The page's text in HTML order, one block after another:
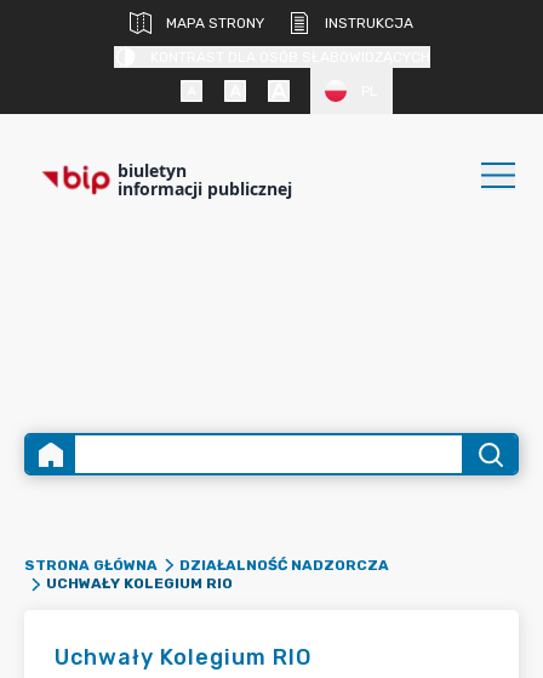
MAPA STRONY
INSTRUKCJA
biuletyn
informacji publicznej
STRONA GŁÓWNA
DZIAŁALNOŚĆ NADZORCZA
UCHWAŁY KOLEGIUM RIO
Uchwały Kolegium RIO